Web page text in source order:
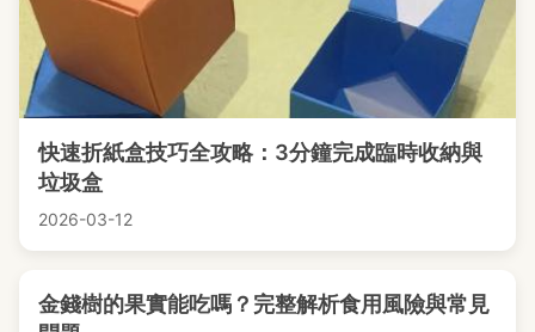
快速折紙盒技巧全攻略：3分鐘完成臨時收納與
垃圾盒
2026-03-12
金錢樹的果實能吃嗎？完整解析食用風險與常見